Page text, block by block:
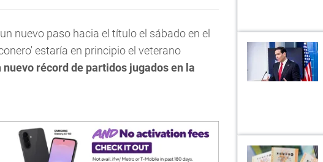
nuevo paso hacia el título el sábado en el
estaría en principio el veterano
récord de partidos jugados en la